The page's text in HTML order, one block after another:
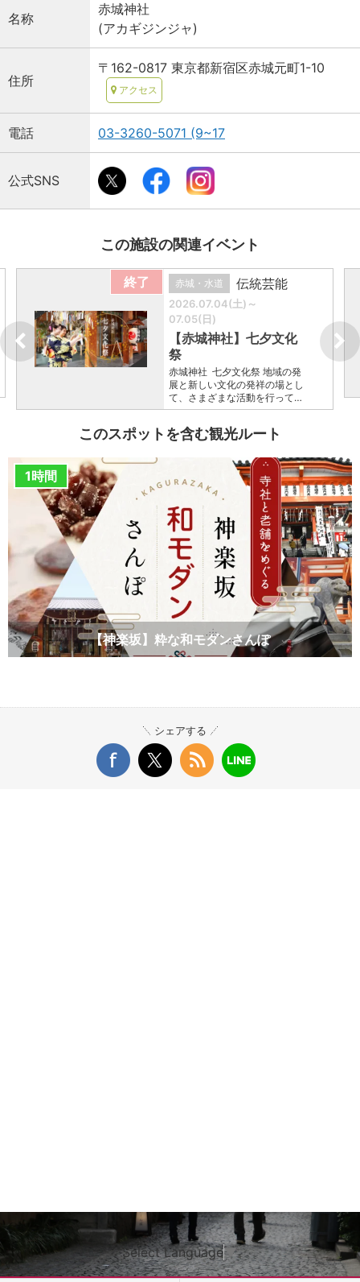
名称
赤城神社
(アカギジンジャ)
住所
〒162-0817 東京都新宿区赤城元町1-10
アクセス
電話 03-3260-5071 (9~17
公式SNS
この施設の関連イベント
終了 赤城・水道 伝統芸能
2026.07.04(土)～
07.05(日)
【赤城神社】七夕文化
祭
赤城神社 七夕文化祭 地域の発
展と新しい文化の発祥の場とし
て、さまざまな活動を行って…
このスポットを含む観光ルート
1時間
【神楽坂】粋な和モダンさんぽ
シェアする
Select Language▼